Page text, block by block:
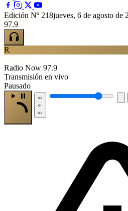
Edición Nº 218jueves, 6 de agosto de
97.9
R
Radio Now 97.9
Transmisión en vivo
Pausado